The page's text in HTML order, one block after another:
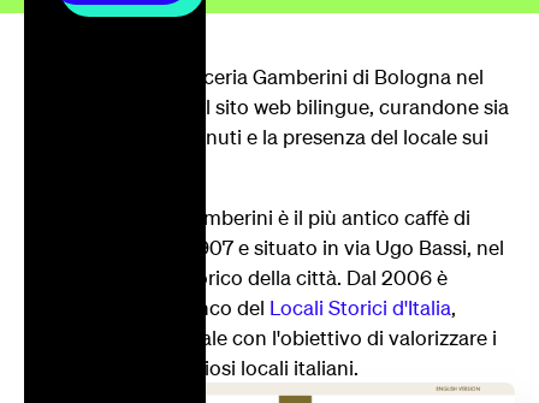
Per la storica pasticceria Gamberini di Bologna nel
2011 progettammo il sito web bilingue, curandone sia
il design che i contenuti e la presenza del locale sui
Il bar pasticceria Gamberini è il più antico caffè di
Bologna, nato nel 1907 e situato in via Ugo Bassi, nel
cuore del centro storico della città. Dal 2006 è
annoverato nell'elenco del Locali Storici d'Italia,
associazione culturale con l'obiettivo di valorizzare i
più antichi e prestigiosi locali italiani.